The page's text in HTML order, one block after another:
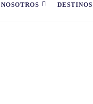
NOSOTROS DESTINOS